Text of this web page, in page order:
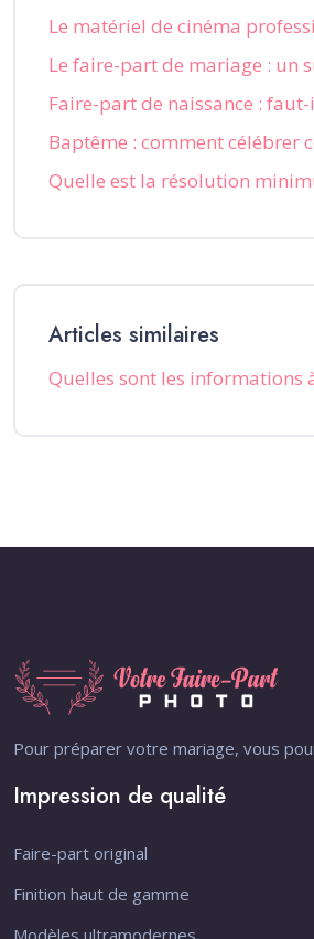
Le matériel de cinéma
Le faire-part de mariage : un
Faire-part de naissance :
Baptême : comment célébrer
Quelle est la résolution
Articles similaires
Quelles sont les informations
Pour préparer votre mariage, vous
Impression de qualité
Faire-part original
Finition haut de gamme
Modèles ultramodernes